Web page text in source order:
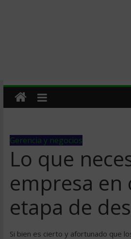
Gerencia y negocios
Lo que
empresa en
etapa de
Si bien es cierto y afortunado que